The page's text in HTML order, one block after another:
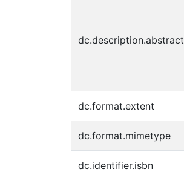
dc.description.abstract
dc.format.extent
dc.format.mimetype
dc.identifier.isbn